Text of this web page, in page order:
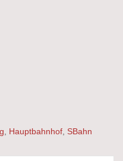
Hauptbahnhof SBahn